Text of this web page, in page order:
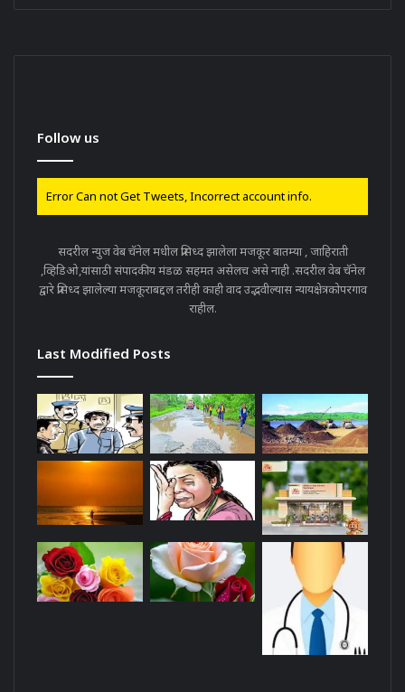
Follow us
Error Can not Get Tweets, Incorrect account info.
सदरील न्युज वेब चॅनेल मधील प्रसिध्द झालेला मजकूर बातम्या , जाहिराती
,व्हिडिओ,यांसाठी संपादकीय मंडळ सहमत असेलच असे नाही .सदरील वेब चॅनेल
द्वारे प्रसिध्द झालेल्या मजकूराबद्दल तरीही काही वाद उद्भवील्यास न्यायक्षेत्रकोपरगाव
राहील.
Last Modified Posts